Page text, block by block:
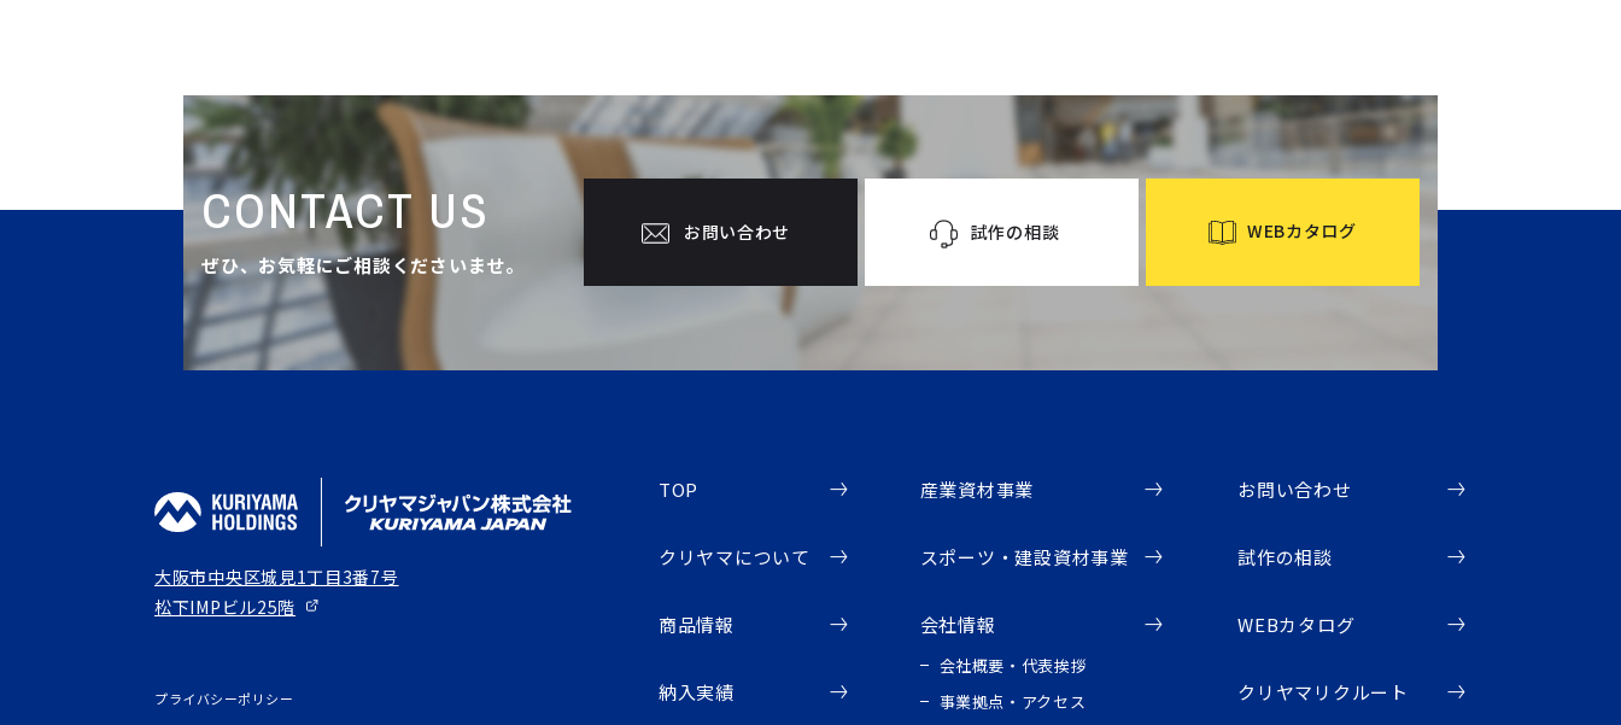
CONTACT US
ぜひ、お気軽にご相談くださいませ。
お問い合わせ 試作の相談 WEBカタログ
TOP
クリヤマについて
商品情報
納入実績
産業資材事業
スポーツ・建設資材事業
会社情報
会社概要・代表挨拶
事業拠点・アクセス
お問い合わせ
試作の相談
WEBカタログ
クリヤマリクルート
大阪市中央区城見1丁目3番7号
松下IMPビル25階
プライバシーポリシー